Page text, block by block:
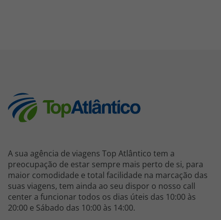
A sua agência de viagens Top Atlântico tem a
preocupação de estar sempre mais perto de si, para
maior comodidade e total facilidade na marcação das
suas viagens, tem ainda ao seu dispor o nosso call
center a funcionar todos os dias úteis das 10:00 às
20:00 e Sábado das 10:00 às 14:00.